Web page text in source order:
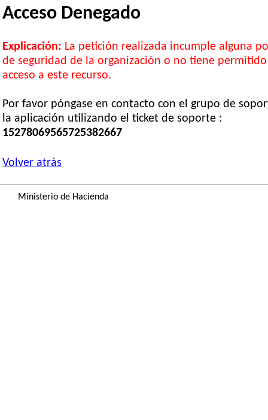
Acceso Denegado
Explicación: La petición realizada incumple alguna
de seguridad de la organización o no tiene
acceso a este recurso.
Por favor póngase en contacto con el grupo de
la aplicación utilizando el ticket de soporte :
15278069565725382667
Volver atrás
Ministerio de Hacienda